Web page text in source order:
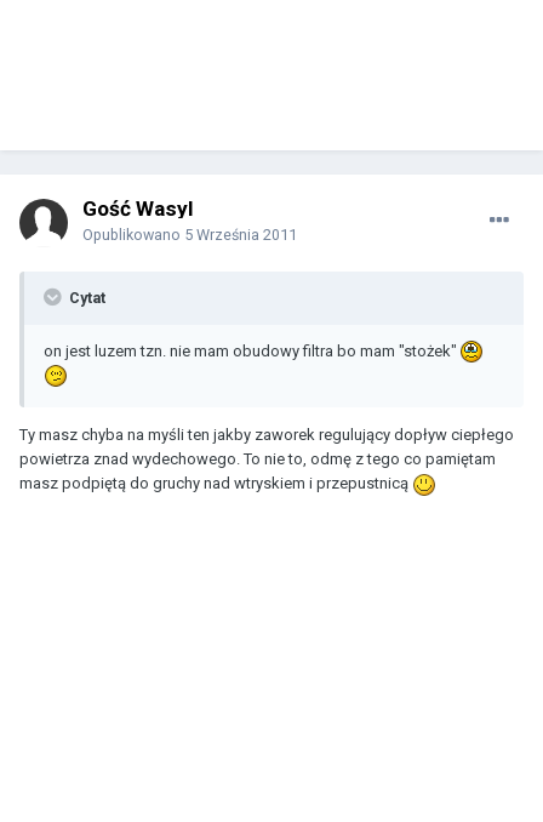
Gość Wasyl
Opublikowano 5 Września 2011
Cytat
on jest luzem tzn. nie mam obudowy filtra bo mam "stożek"
Ty masz chyba na myśli ten jakby zaworek regulujący dopływ ciepłego
powietrza znad wydechowego. To nie to, odmę z tego co pamiętam
masz podpiętą do gruchy nad wtryskiem i przepustnicą